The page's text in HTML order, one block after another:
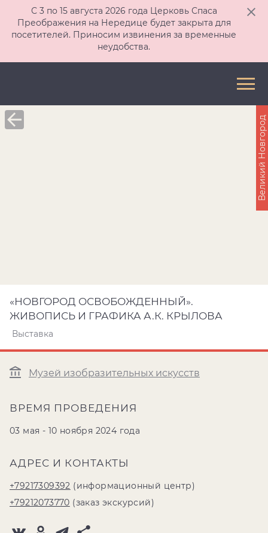
С 3 по 15 августа 2026 года Церковь Спаса
Преображения на Нередице будет закрыта для
посетителей. Приносим извинения за временные
неудобства.
«НОВГОРОД ОСВОБОЖДЕННЫЙ».
ЖИВОПИСЬ И ГРАФИКА А.К. КРЫЛОВА
Выставка
Музей изобразительных искусств
ВРЕМЯ ПРОВЕДЕНИЯ
03 мая - 10 ноября 2024 года
АДРЕС И КОНТАКТЫ
+79217309392 (информационный центр)
+79212073770 (заказ экскурсий)
Великий Новгород